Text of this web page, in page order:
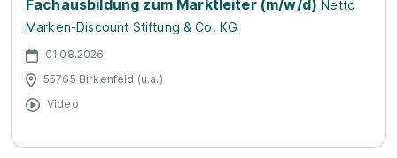
Fachausbildung zum Marktleiter (m/w/d) Netto
Marken-Discount Stiftung & Co. KG
01.08.2026
55765 Birkenfeld (u.a.)
Video